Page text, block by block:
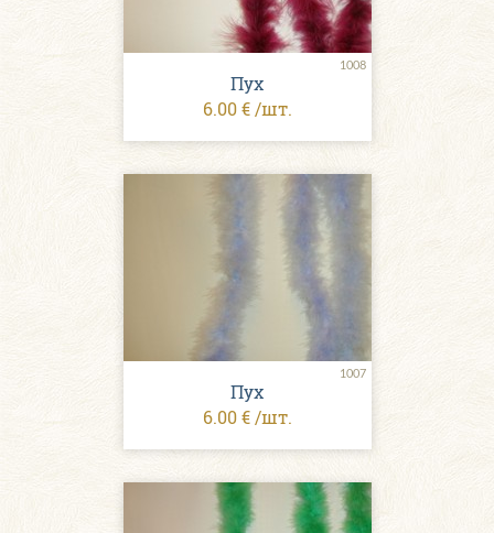
1008
Пух
6.00 € /шт.
1007
Пух
6.00 € /шт.